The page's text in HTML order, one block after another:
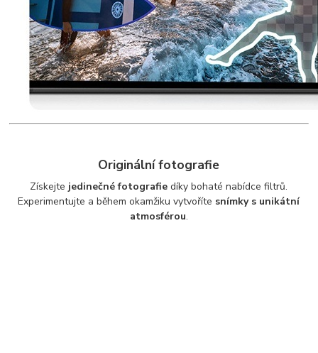
Originální fotografie
Získejte jedinečné fotografie díky bohaté nabídce filtrů.
Experimentujte a během okamžiku vytvoříte snímky s unikátní
atmosférou.